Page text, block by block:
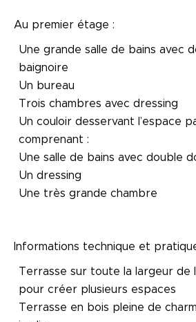
Au premier étage :
Une grande salle de bains avec
baignoire
Un bureau
Trois chambres avec dressing
Un couloir desservant l’espace
comprenant :
Une salle de bains avec double
Un dressing
Une très grande chambre
Informations technique et
Terrasse sur toute la largeur de
pour créer plusieurs espaces
Terrasse en bois pleine de